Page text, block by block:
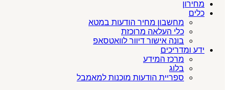
מחירון
כלים
מחשבון מחיר הודעות במטא
כלי העלאה מרוכזת
בונה אישור דיוור לוואטסאפ
ידע ומדריכים
מרכז המידע
בלוג
ספריית הודעות מוכנות למאמבל